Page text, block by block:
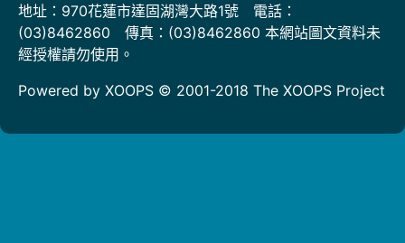
地址：970花蓮市達固湖灣大路1號 電話：
(03)8462860 傳真：(03)8462860 本網站圖文資料未
經授權請勿使用。
Powered by XOOPS © 2001-2018 The XOOPS Project